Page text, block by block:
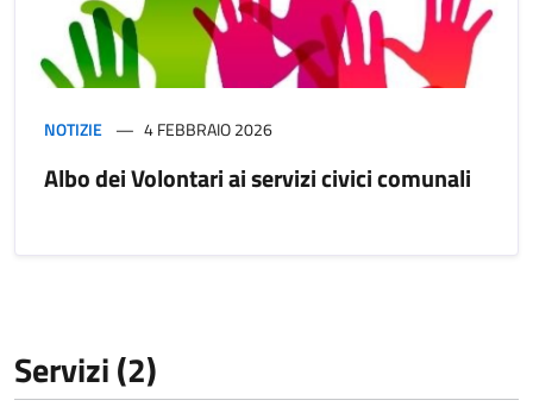
NOTIZIE 4 FEBBRAIO 2026
Albo dei Volontari ai servizi civici comunali
Servizi (2)